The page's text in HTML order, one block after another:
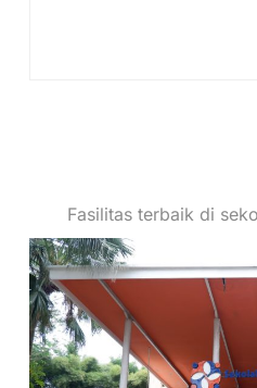
Fasilitas terbaik di